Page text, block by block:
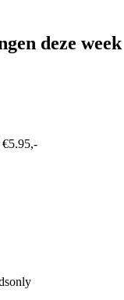
deze week